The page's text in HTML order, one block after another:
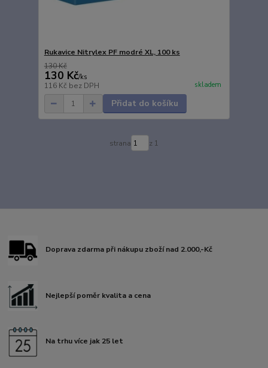
Rukavice Nitrylex PF modré XL, 100 ks
130 Kč
130 Kč/ks
116 Kč bez DPH skladem
Přidat do košíku
strana z 1
Doprava zdarma při nákupu zboží nad 2.000,-Kč
Nejlepší poměr kvalita a cena
Na trhu více jak 25 let